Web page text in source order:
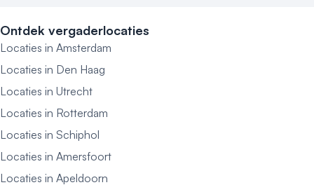
Ontdek vergaderlocaties
Locaties in Amsterdam
Locaties in Den Haag
Locaties in Utrecht
Locaties in Rotterdam
Locaties in Schiphol
Locaties in Amersfoort
Locaties in Apeldoorn